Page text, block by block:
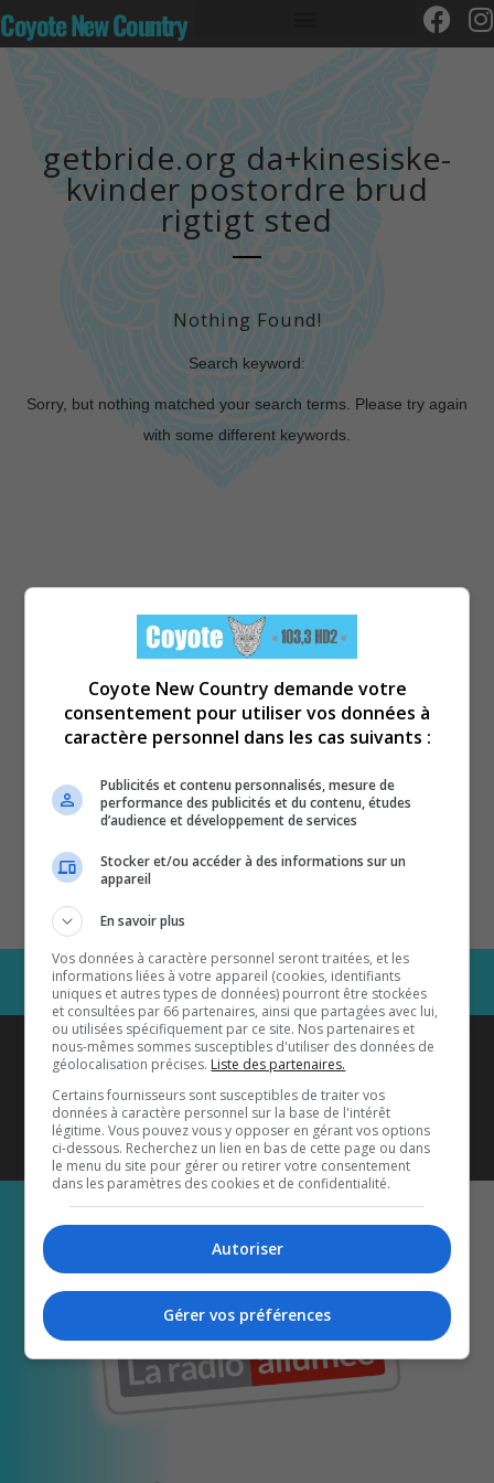
Coyote New Country
getbride.org da+kinesiske-
kvinder postordre brud
rigtigt sted
Nothing Found!
Search keyword:
Sorry, but nothing matched your search terms. Please try again
with some different keywords.
Coyote New Countryest diffusé
également sur1033 HD2
Écoutez-nous aussi sur…
Coyote New Country demande votre
consentement pour utiliser vos données à
caractère personnel dans les cas suivants :
Publicités et contenu personnalisés, mesure de
performance des publicités et du contenu, études
d’audience et développement de services
Stocker et/ou accéder à des informations sur un
appareil
En savoir plus
Vos données à caractère personnel seront traitées, et les
informations liées à votre appareil (cookies, identifiants
uniques et autres types de données) pourront être stockées
et consultées par 66 partenaires, ainsi que partagées avec lui,
ou utilisées spécifiquement par ce site. Nos partenaires et
nous-mêmes sommes susceptibles d'utiliser des données de
géolocalisation précises. Liste des partenaires.
Certains fournisseurs sont susceptibles de traiter vos
données à caractère personnel sur la base de l'intérêt
légitime. Vous pouvez vous y opposer en gérant vos options
ci-dessous. Recherchez un lien en bas de cette page ou dans
le menu du site pour gérer ou retirer votre consentement
dans les paramètres des cookies et de confidentialité.
Autoriser
Gérer vos préférences